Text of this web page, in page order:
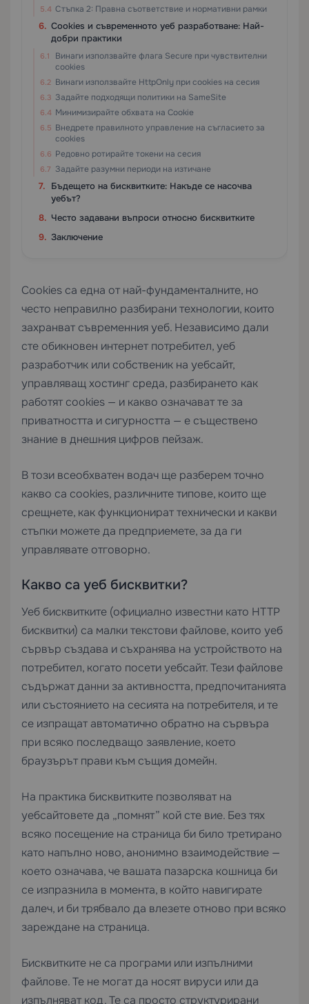
Стъпка 2: Правна съответствие и нормативни рамки
Cookies и съвременното уеб разработване: Най-
добри практики
Винаги използвайте флага Secure при чувствителни
cookies
Винаги използвайте HttpOnly при cookies на сесия
Задайте подходящи политики на SameSite
Минимизирайте обхвата на Cookie
Внедрете правилното управление на съгласието за
cookies
Редовно ротирайте токени на сесия
Задайте разумни периоди на изтичане
Бъдещето на бисквитките: Накъде се насочва
уебът?
Често задавани въпроси относно бисквитките
Заключение
Cookies са една от най-фундаменталните, но
често неправилно разбирани технологии, които
захранват съвременния уеб. Независимо дали
сте обикновен интернет потребител, уеб
разработчик или собственик на уебсайт,
управляващ хостинг среда, разбирането как
работят cookies — и какво означават те за
приватността и сигурността — е съществено
знание в днешния цифров пейзаж.
В този всеобхватен водач ще разберем точно
какво са cookies, различните типове, които ще
срещнете, как функционират технически и какви
стъпки можете да предприемете, за да ги
управлявате отговорно.
Какво са уеб бисквитки?
Уеб бисквитките (официално известни като HTTP
бисквитки) са малки текстови файлове, които уеб
сървър създава и съхранява на устройството на
потребител, когато посети уебсайт. Тези файлове
съдържат данни за активността, предпочитанията
или състоянието на сесията на потребителя, и те
се изпращат автоматично обратно на сървъра
при всяко последващо заявление, което
браузърът прави към същия домейн.
На практика бисквитките позволяват на
уебсайтовете да „помнят” кой сте вие. Без тях
всяко посещение на страница би било третирано
като напълно ново, анонимно взаимодействие —
което означава, че вашата пазарска кошница би
се изпразнила в момента, в който навигирате
далеч, и би трябвало да влезете отново при всяко
зареждане на страница.
Бисквитките не са програми или изпълними
файлове. Те не могат да носят вируси или да
изпълняват код. Те са просто структурирани